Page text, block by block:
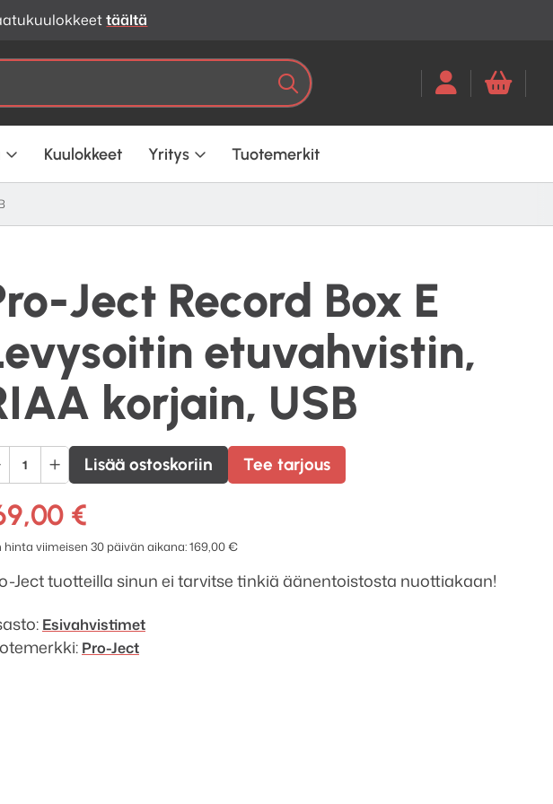
täältä
HakuKun tuloksia tulee, voit selata
Kuulokkeet Yritys Tuotemerkit
Ject Record Box E
etuvahvistin,
korjain, USB
Lisää ostoskoriin Tee tarjous
€
hinta viimeisen 30 päivän aikana:169,00€
Ject tuotteilla sinun ei tarvitse tinkiä äänentoistosta nuottiakaan!
Esivahvistimet
Pro-Ject